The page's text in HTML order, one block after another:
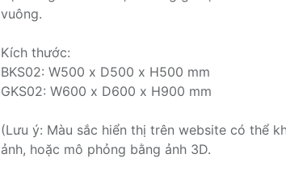
vuông.
Kích thước:
BKS02: W500 x D500 x H500 mm
GKS02: W600 x D600 x H900 mm
(Lưu ý: Màu sắc hiển thị trên website có thể
ảnh, hoặc mô phỏng bằng ảnh 3D.